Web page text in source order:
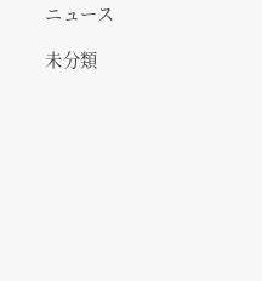
ニュース
未分類